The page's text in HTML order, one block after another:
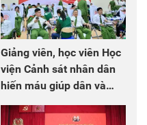
Giảng viên, học viên Học
viện Cảnh sát nhân dân
hiến máu giúp dân và